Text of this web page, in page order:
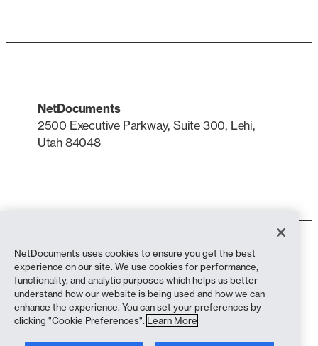
NetDocuments
2500 Executive Parkway, Suite 300, Lehi,
Utah 84048
Política de privacidad
Política de privacidad (residentes en California)
Declaración contra la esclavitud
Política de cookies
Cumplimiento
NetDocuments uses cookies to ensure you get the best
experience on our site. We use cookies for performance,
functionality, and analytic purposes which helps us better
understand how our website is being used and how we can
enhance the experience. You can set your preferences by
clicking "Cookie Preferences". Learn More